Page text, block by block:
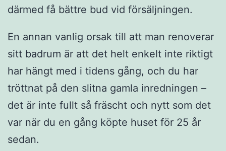
därmed få bättre bud vid försäljningen.
En annan vanlig orsak till att man renoverar
sitt badrum är att det helt enkelt inte riktigt
har hängt med i tidens gång, och du har
tröttnat på den slitna gamla inredningen –
det är inte fullt så fräscht och nytt som det
var när du en gång köpte huset för 25 år
sedan.